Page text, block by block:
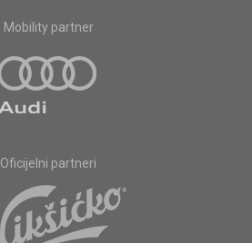
Mobility partner
Oficijelni partneri